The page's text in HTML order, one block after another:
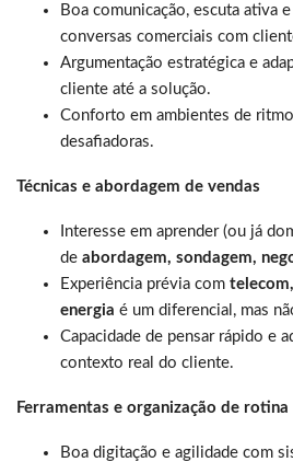
Boa comunicação, escuta ativa
conversas comerciais com
Argumentação estratégica e
cliente até a solução.
Conforto em ambientes de
desafiadoras.
Técnicas e abordagem de vendas
Interesse em aprender (ou já
de abordagem, sondagem,
Experiência prévia com
energia é um diferencial, mas
Capacidade de pensar rápido e
contexto real do cliente.
Ferramentas e organização de rotina
Boa digitação e agilidade com